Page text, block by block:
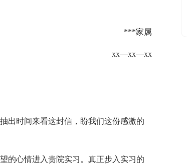
***家属
xx—xx—xx
出时间来看这封信，盼我们这份感激的
的心情进入贵院实习。真正步入实习的